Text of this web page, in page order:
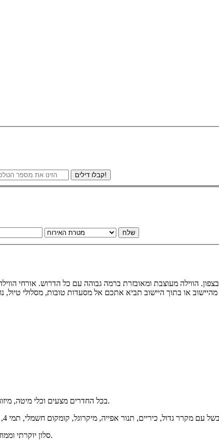
קבלו דילים!
שלח
בכל החדרים מצעים וכלי מיטה, מיזוג אוויר, שידות וארון, מסך שטוח. בווילה גם 3 חדרי רחצה ועוד שירותים.
סלון יוקרתי וממוזג ממתין לכם עם פינת ישיבה מפנקת ל-14 איש, מסך שטוח, שולחן סלון.